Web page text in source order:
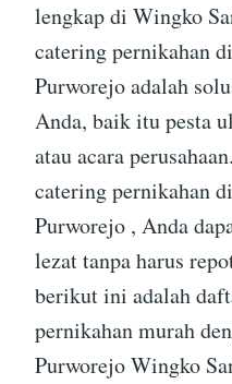
lengkap di Wingko
catering pernikahan
Purworejo adalah
Anda, baik itu pesta
atau acara
catering pernikahan
Purworejo , Anda
lezat tanpa harus
berikut ini adalah
pernikahan murah
Purworejo Wingko